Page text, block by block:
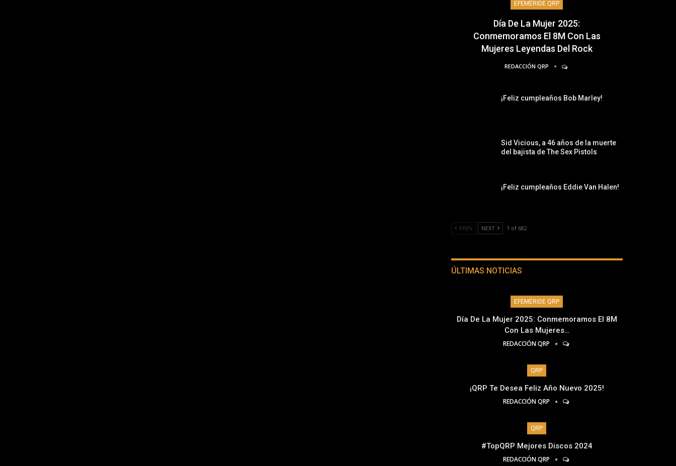
EFEMÉRIDE QRP
Día De La Mujer 2025:
Conmemoramos El 8M Con Las
Mujeres Leyendas Del Rock
REDACCIÓN QRP
¡Feliz cumpleaños Bob Marley!
Sid Vicious, a 46 años de la muerte
del bajista de The Sex Pistols
¡Feliz cumpleaños Eddie Van Halen!
PREV NEXT 1 of 682
ÚLTIMAS NOTICIAS
EFEMÉRIDE QRP
Día De La Mujer 2025: Conmemoramos El 8M
Con Las Mujeres…
REDACCIÓN QRP
QRP
¡QRP Te Desea Feliz Año Nuevo 2025!
REDACCIÓN QRP
QRP
#TopQRP Mejores Discos 2024
REDACCIÓN QRP